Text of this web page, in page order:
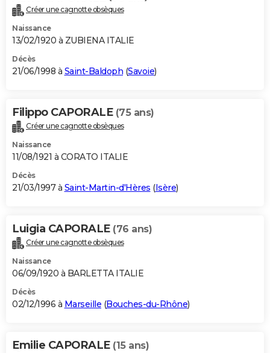
Créer une cagnotte obsèques
Naissance
13/02/1920 à ZUBIENA ITALIE
Décès
21/06/1998 à Saint-Baldoph (Savoie)
Filippo CAPORALE (75 ans)
Créer une cagnotte obsèques
Naissance
11/08/1921 à CORATO ITALIE
Décès
21/03/1997 à Saint-Martin-d'Hères (Isère)
Luigia CAPORALE (76 ans)
Créer une cagnotte obsèques
Naissance
06/09/1920 à BARLETTA ITALIE
Décès
02/12/1996 à Marseille (Bouches-du-Rhône)
Emilie CAPORALE (15 ans)